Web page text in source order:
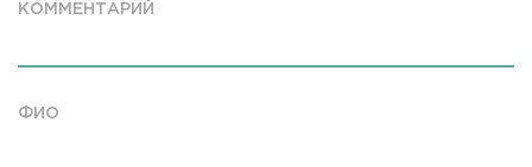
КОММЕНТАРИЙ
ФИО